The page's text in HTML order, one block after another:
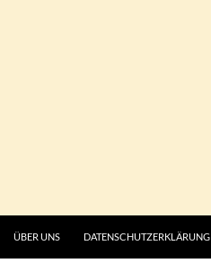
ÜBER UNS DATENSCHUTZERKLÄRUNG